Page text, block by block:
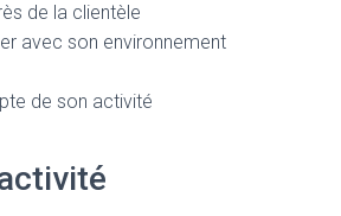
de la clientèle
avec son environnement
de son activité